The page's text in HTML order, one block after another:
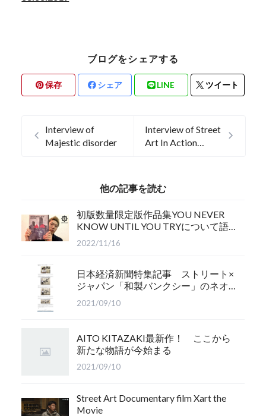
ブログをシェアする
保存 シェア LINE ツイート
Interview of
Majestic disorder
Interview of Street
Art In Action
他の記事を読む
初版数量限定版作品集YOU NEVER
KNOW UNTIL YOU TRYについて語
る
2022/11/16
日本経済新聞特集記事 ストリート×
ジャパン「和製バンクシー」のネオ
屏風絵
2021/09/10
AITO KITAZAKI最新作！ ここから
新たな物語が今始まる
2021/09/10
Street Art Documentary film Xart the
Movie